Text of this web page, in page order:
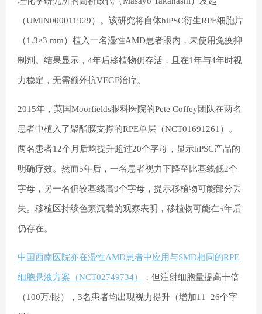
（UMIN000011929）。该研究将自体hiPSC衍生RPE细胞片
（1.3×3 mm）植入一名湿性AMD患者眼内，未使用免疫抑
制剂。结果显示，4年后移植物仍存活，且在1年与4年时视
力稳定，无需额外抗VEGF治疗。
2015年，英国Moorfields眼科医院的Pete Coffey团队在两名
患者中植入了聚酯膜支撑的RPE单层（NCT01691261）。
两名患者12个月后均提升超过20个字母，显示hPSC产品的
明确疗效。然而5年后，一名患者视力下降至比基线低2个
字母，另一名仍较基线高9个字母，提示移植物可能部分丢
失。移植区持续色素沉着的观察表明，移植物可能在5年后
仍存在。
中国西南医院亦在湿性AMD患者中应用与SMD相同的RPE
细胞悬液方案（NCT02749734） ，但注射细胞量提高十倍
（100万/眼），3名患者均出现视力提升（增加11–26个字